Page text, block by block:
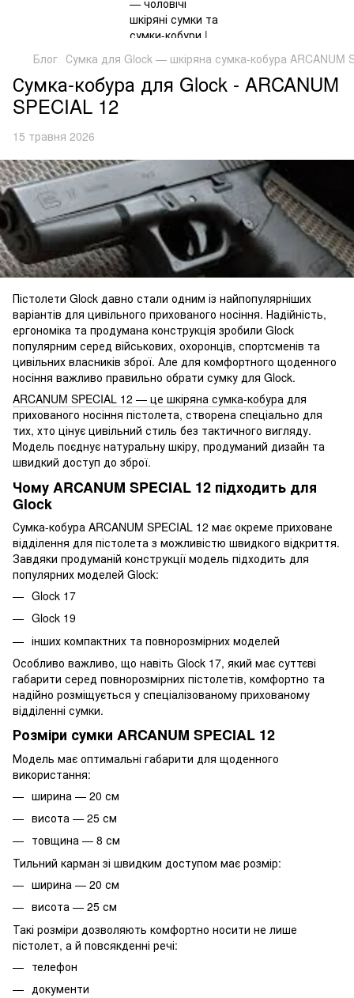
Блог Сумка для Glock — шкіряна сумка-кобура ARCANUM
Сумка-кобура для Glock - ARCANUM
SPECIAL 12
15 травня 2026
Пістолети Glock давно стали одним із найпопулярніших
варіантів для цивільного прихованого носіння. Надійність,
ергономіка та продумана конструкція зробили Glock
популярним серед військових, охоронців, спортсменів та
цивільних власників зброї. Але для комфортного щоденного
носіння важливо правильно обрати сумку для Glock.
ARCANUM SPECIAL 12 — це шкіряна сумка-кобура для
прихованого носіння пістолета, створена спеціально для
тих, хто цінує цивільний стиль без тактичного вигляду.
Модель поєднує натуральну шкіру, продуманий дизайн та
швидкий доступ до зброї.
Чому ARCANUM SPECIAL 12 підходить для
Glock
Сумка-кобура ARCANUM SPECIAL 12 має окреме приховане
відділення для пістолета з можливістю швидкого відкриття.
Завдяки продуманій конструкції модель підходить для
популярних моделей Glock:
Glock 17
Glock 19
інших компактних та повнорозмірних моделей
Особливо важливо, що навіть Glock 17, який має суттєві
габарити серед повнорозмірних пістолетів, комфортно та
надійно розміщується у спеціалізованому прихованому
відділенні сумки.
Розміри сумки ARCANUM SPECIAL 12
Модель має оптимальні габарити для щоденного
використання:
ширина — 20 см
висота — 25 см
товщина — 8 см
Тильний карман зі швидким доступом має розмір:
ширина — 20 см
висота — 25 см
Такі розміри дозволяють комфортно носити не лише
пістолет, а й повсякденні речі:
телефон
документи